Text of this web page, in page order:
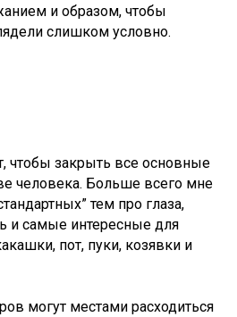
и образом, чтобы
слишком условно.
чтобы закрыть все основные
человека. Больше всего мне
тем про глаза,
и самые интересные для
пот, пуки, козявки и
могут местами расходиться